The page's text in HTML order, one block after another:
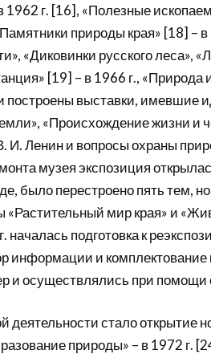
1962 г. [16], «Полезные
природы края» [18] –
«Диковинки русского леса»,
[19] – в 1966 г., «Природа
построены выставки, имевшие
«Происхождение жизни и
И. Ленин и вопросы охраны
музея экспозиция
было перестроено пять тем,
мир края» и
началась подготовка к
информации и комплектование
и осуществлялись при помощи
деятельности стало открытие
природы» – в 1972 г.